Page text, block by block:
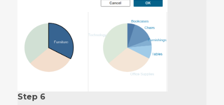
Step 6